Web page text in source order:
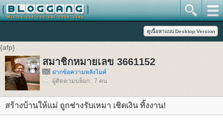
{afp}
สมาชิกหมายเลข 3661152
ฝากข้อความหลังไมค์
ผู้ติดตามบล็อก : 7 คน
สร้างบ้านให้เเม่ ถูกช่างรับเหมา เชิดเงิน ทิ้งงาน!